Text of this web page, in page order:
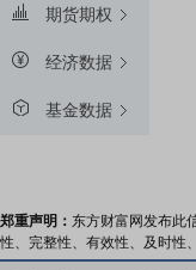
期货期权
经济数据
基金数据
郑重声明： 东方财富网发布此
性、完整性、有效性、及时性